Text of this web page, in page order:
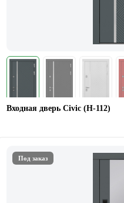
Входная дверь Civic (Н-112)
Под заказ